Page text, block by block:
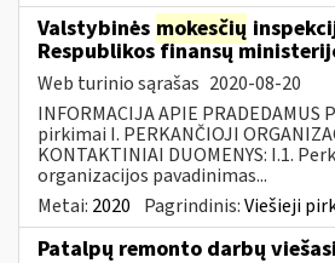
Valstybinės mokesčių
Respublikos finansų
Web turinio sąrašas 2020-08-20
INFORMACIJA APIE PRADEDAMUS
pirkimai I. PERKANČIOJI
KONTAKTINIAI DUOMENYS: I.1.
organizacijos pavadinimas...
Metai: 2020 Pagrindinis:Viešieji
Patalpų remonto darbų